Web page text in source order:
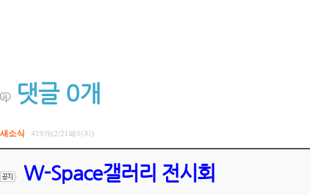
댓글 0개
새소식 419개(2/21페이지)
W-Space갤러리 전시회